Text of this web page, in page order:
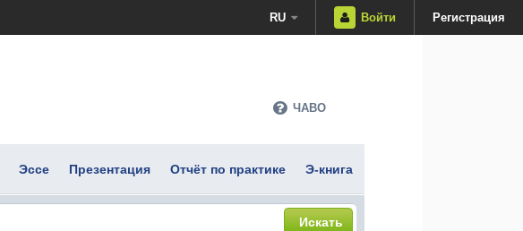
RU Войти Регистрация
ЧАВО
Эссе Презентация Отчёт по практике Э-книга
Искать